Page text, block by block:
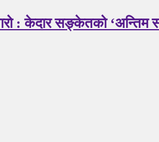
: केदार सङ्केतको ‘अन्तिम